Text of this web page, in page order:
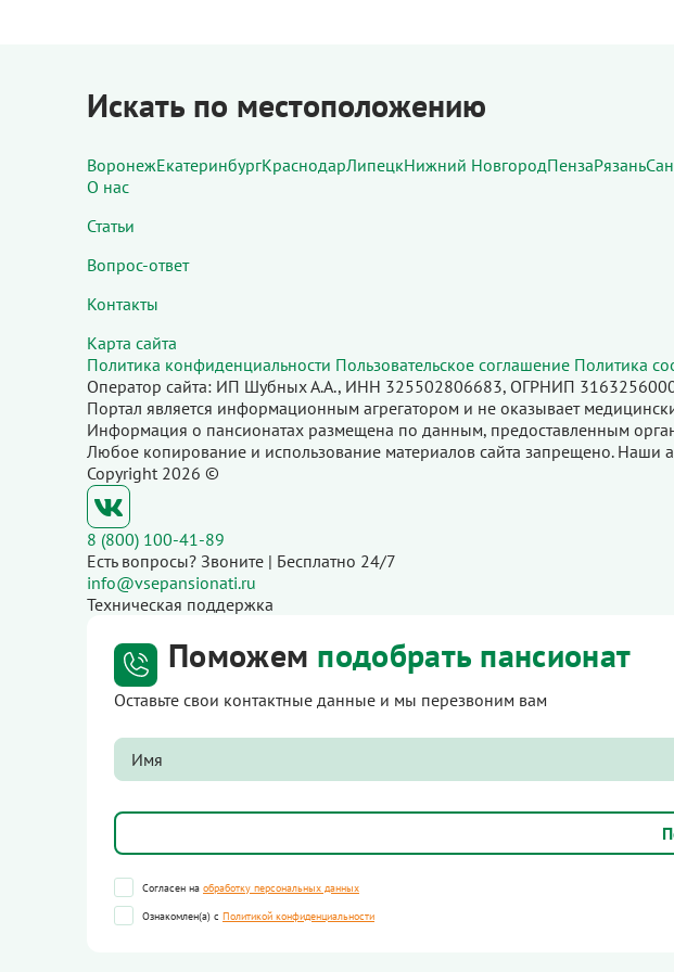
Искать по местоположению
ВоронежЕкатеринбургКраснодарЛипецкНижний НовгородПензаРязань
О нас
Статьи
Вопрос-ответ
Контакты
Карта сайта
Политика конфиденциальности Пользовательское соглашение Политика
Оператор сайта: ИП Шубных А.А., ИНН 325502806683, ОГРНИП
Портал является информационным агрегатором и не оказывает
Информация о пансионатах размещена по данным, предоставленным
Любое копирование и использование материалов сайта запрещено. Наши
Copyright 2026 ©
8 (800) 100-41-89
Есть вопросы? Звоните | Бесплатно 24/7
info@vsepansionati.ru
Техническая поддержка
Поможем подобрать пансионат
Оставьте свои контактные данные и мы перезвоним вам
Согласен на обработку персональных данных
Ознакомлен(а) с Политикой конфиденциальности